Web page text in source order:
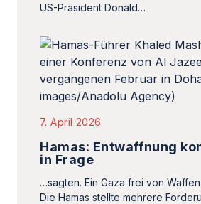
US-Präsident Donald…
7. April 2026
Hamas: Entwaffnung
in Frage
…sagten. Ein Gaza frei von
Die Hamas stellte mehrere